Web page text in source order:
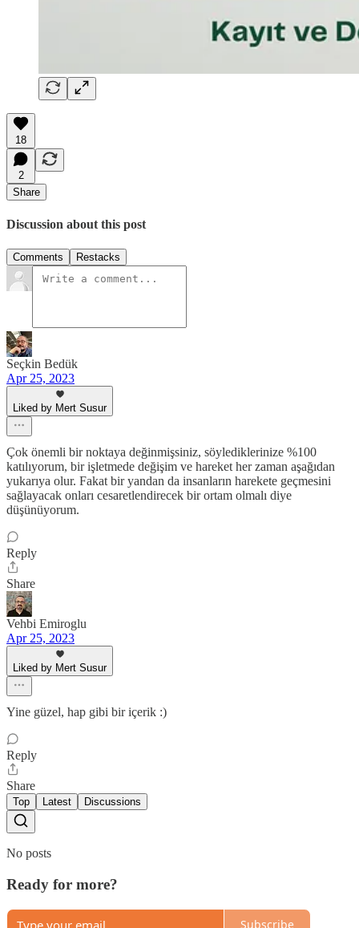
18
2
Share
Discussion about this post
Comments Restacks
Seçkin Bedük
Apr 25, 2023
Liked by Mert Susur
Çok önemli bir noktaya değinmişsiniz, söylediklerinize %100
katılıyorum, bir işletmede değişim ve hareket her zaman aşağıdan
yukarıya olur. Fakat bir yandan da insanların harekete geçmesini
sağlayacak onları cesaretlendirecek bir ortam olmalı diye
düşünüyorum.
Reply
Share
Vehbi Emiroglu
Apr 25, 2023
Liked by Mert Susur
Yine güzel, hap gibi bir içerik :)
Reply
Share
Top Latest Discussions
No posts
Ready for more?
Subscribe